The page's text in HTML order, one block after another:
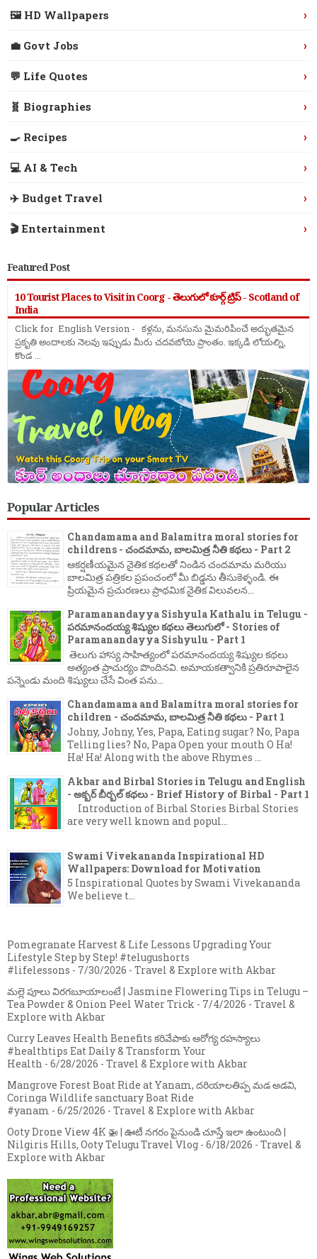
🖼️ HD Wallpapers ›
💼 Govt Jobs ›
💬 Life Quotes ›
🧬 Biographies ›
🍳 Recipes ›
💻 AI & Tech ›
✈️ Budget Travel ›
🎬 Entertainment ›
Featured Post
10 Tourist Places to Visit in Coorg - తెలుగులో కూర్గ్ ట్రిప్ - Scotland of
India
Click for English Version - కళ్లను, మనసును మైమరిపించే అద్భుతమైన
ప్రకృతి అందాలకు నెలవు ఇప్పుడు మీరు చదవబోయె ప్రాంతం. ఇక్కడి లోయల్ని,
కొండ ...
Popular Articles
Chandamama and Balamitra moral stories for
childrens - చందమామ, బాలమిత్ర నీతి కథలు - Part 2
ఆకర్షణీయమైన నైతిక కథలతో నిండిన చందమామ మరియు
బాలమిత్ర పత్రికల ప్రపంచంలో మీ బిడ్డను తీసుకెళ్ళండి. ఈ
ప్రియమైన ప్రచురణలు ప్రాథమిక నైతిక విలువలన...
Paramanandayya Sishyula Kathalu in Telugu -
పరమానందయ్య శిష్యుల కథలు తెలుగులో - Stories of
Paramanandayya Sishyulu - Part 1
తెలుగు హాస్య సాహిత్యంలో పరమానందయ్య శిష్యుల కథలు
అత్యంత ప్రాచుర్యం పొందినవి. అమాయకత్వానికి ప్రతిరూపాలైన
పన్నెండు మంది శిష్యులు చేసే వింత పను...
Chandamama and Balamitra moral stories for
children - చందమామ, బాలమిత్ర నీతి కథలు - Part 1
Johny, Johny, Yes, Papa, Eating sugar? No, Papa
Telling lies? No, Papa Open your mouth O Ha!
Ha! Ha! Along with the above Rhymes ...
Akbar and Birbal Stories in Telugu and English
- అక్బర్ బీర్బల్ కథలు - Brief History of Birbal - Part 1
Introduction of Birbal Stories Birbal Stories
are very well known and popul...
Swami Vivekananda Inspirational HD
Wallpapers: Download for Motivation
5 Inspirational Quotes by Swami Vivekananda
We believe t...
Pomegranate Harvest & Life Lessons Upgrading Your
Lifestyle Step by Step! #telugushorts
#lifelessons - 7/30/2026 - Travel & Explore with Akbar
మల్లె పూలు విరగబూయాలంటే | Jasmine Flowering Tips in Telugu –
Tea Powder & Onion Peel Water Trick - 7/4/2026 - Travel &
Explore with Akbar
Curry Leaves Health Benefits కరివేపాకు ఆరోగ్య రహస్యాలు
#healthtips Eat Daily & Transform Your
Health - 6/28/2026 - Travel & Explore with Akbar
Mangrove Forest Boat Ride at Yanam, దరియాలతిప్ప మడ అడవి,
Coringa Wildlife sanctuary Boat Ride
#yanam - 6/25/2026 - Travel & Explore with Akbar
Ooty Drone View 4K 🚁 | ఊటీ నగరం పైనుండి చూస్తే ఇలా ఉంటుంది |
Nilgiris Hills, Ooty Telugu Travel Vlog - 6/18/2026 - Travel &
Explore with Akbar